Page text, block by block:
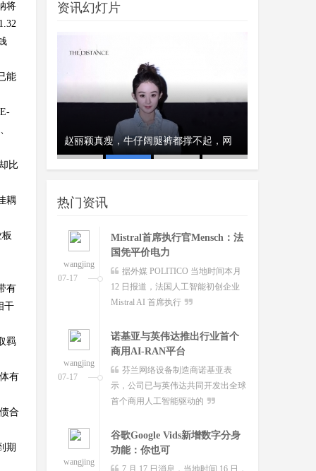
将
能
比
耦
有
干
羁
有
合
期
资讯幻灯片
赵丽颖真瘦，牛仔阔腿裤都撑不起，网
热门资讯
登场。据介绍，上纬新
这个月会有多款国产重量级大模
型发布，除了DeepSeek V4正式版之
外，最受关注的当属月
澳大利亚将推出其人工智能标
准并在政府内设
澳大利亚联邦政府当地时间今日
07-17
wangjing
Mistral首席执行官Mensch：法
国凭平价电力
据外媒 POLITICO 当地时间本月
12 日报道，法国人工智能初创企业
Mistral AI 首席执行
07-17
wangjing
诺基亚与英伟达推出行业首个
商用AI-RAN平台
芬兰网络设备制造商诺基亚表
示，公司已与英伟达共同开发出全球
首个商用人工智能驱动的
wangjing
谷歌Google Vids新增数字分身
功能：你也可
7 月 17 日消息，当地时间 16 日，